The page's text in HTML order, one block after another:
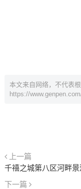
本文来自网络，不代表
https://
上一篇
千禧之城第八区河畔景
下一篇